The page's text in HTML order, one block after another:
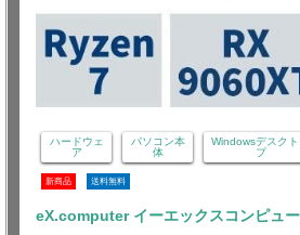
ハードウェ
ア
パソコン本
体
Windowsデスクト
プ
新商品 送料無料
eX.computer イーエックスコンピュ